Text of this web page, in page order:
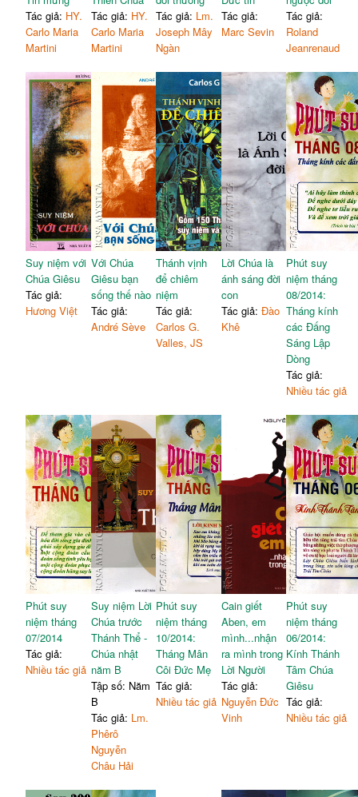
Tác giả: HY.
Carlo Maria
Martini
Tác giả: HY.
Carlo Maria
Martini
Tác giả: Lm.
Joseph Mây
Ngàn
Tác giả:
Marc Sevin
Tác giả:
Roland
Jeanrenaud
Suy niệm với
Chúa Giêsu
Tác giả:
Hương Việt
Với Chúa
Giêsu bạn
sống thế nào
Tác giả:
André Sève
Thánh vịnh
để chiêm
niệm
Tác giả:
Carlos G.
Valles, JS
Lời Chúa là
ánh sáng đời
con
Tác giả: Đào
Khê
Phút suy
niệm tháng
08/2014:
Tháng kính
các Đấng
Sáng Lập
Dòng
Tác giả:
Nhiều tác giả
Phút suy
niệm tháng
07/2014
Tác giả:
Nhiều tác giả
Suy niệm Lời
Chúa trước
Thánh Thể -
Chúa nhật
năm B
Tập số: Năm
B
Tác giả: Lm.
Phêrô
Nguyễn
Châu Hải
Phút suy
niệm tháng
10/2014:
Tháng Mân
Côi Đức Mẹ
Tác giả:
Nhiều tác giả
Cain giết
Aben, em
mình...nhận
ra mình trong
Lời Người
Tác giả:
Nguyễn Đức
Vinh
Phút suy
niệm tháng
06/2014:
Kính Thánh
Tâm Chúa
Giêsu
Tác giả:
Nhiều tác giả